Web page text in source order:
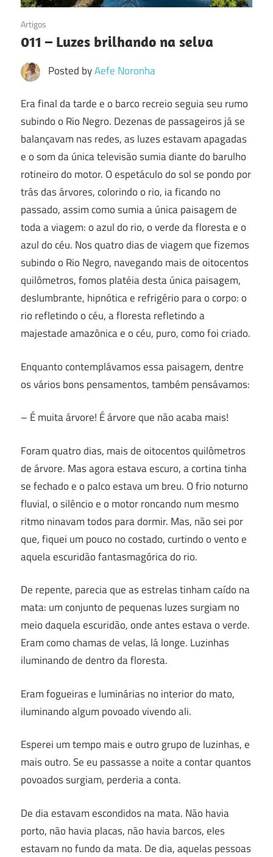
15/07/2016
Artigos
011 – Luzes brilhando na selva
Posted byAefe Noronha
Era final da tarde e o barco recreio seguia seu rumo
subindo o Rio Negro. Dezenas de passageiros já se
balançavam nas redes, as luzes estavam apagadas
e o som da única televisão sumia diante do barulho
rotineiro do motor. O espetáculo do sol se pondo por
trás das árvores, colorindo o rio, ia ficando no
passado, assim como sumia a única paisagem de
toda a viagem: o azul do rio, o verde da floresta e o
azul do céu. Nos quatro dias de viagem que fizemos
subindo o Rio Negro, navegando mais de oitocentos
quilômetros, fomos platéia desta única paisagem,
deslumbrante, hipnótica e refrigério para o corpo: o
rio refletindo o céu, a floresta refletindo a
majestade amazônica e o céu, puro, como foi criado.
Enquanto contemplávamos essa paisagem, dentre
os vários bons pensamentos, também pensávamos:
– É muita árvore! É árvore que não acaba mais!
Foram quatro dias, mais de oitocentos quilômetros
de árvore. Mas agora estava escuro, a cortina tinha
se fechado e o palco estava um breu. O frio noturno
fluvial, o silêncio e o motor roncando num mesmo
ritmo ninavam todos para dormir. Mas, não sei por
que, fiquei um pouco no costado, curtindo o vento e
aquela escuridão fantasmagórica do rio.
De repente, parecia que as estrelas tinham caído na
mata: um conjunto de pequenas luzes surgiam no
meio daquela escuridão, onde antes estava o verde.
Eram como chamas de velas, lá longe. Luzinhas
iluminando de dentro da floresta.
Eram fogueiras e luminárias no interior do mato,
iluminando algum povoado vivendo ali.
Esperei um tempo mais e outro grupo de luzinhas, e
mais outro. Se eu passasse a noite a contar quantos
povoados surgiam, perderia a conta.
De dia estavam escondidos na mata. Não havia
porto, não havia placas, não havia barcos, eles
estavam no fundo da mata. De dia, aquelas pessoas